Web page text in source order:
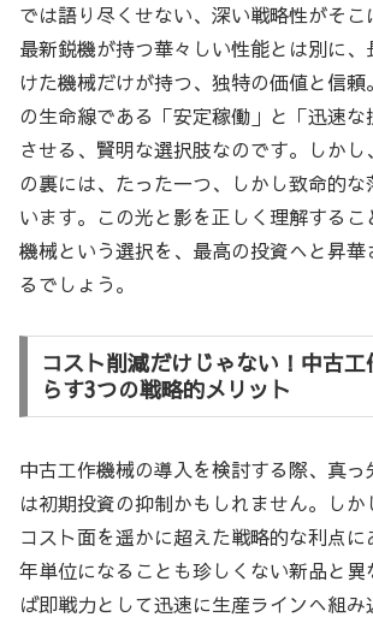
では語り尽くせない、深い戦略性がそこ
最新鋭機が持つ華々しい性能とは別に
けた機械だけが持つ、独特の価値と信
の生命線である「安定稼働」と「迅速
させる、賢明な選択肢なのです。しか
の裏には、たった一つ、しかし致命的
います。この光と影を正しく理解する
機械という選択を、最高の投資へと昇華
るでしょう。
コスト削減だけじゃない！中古
らす3つの戦略的メリット
中古工作機械の導入を検討する際、真っ
は初期投資の抑制かもしれません。しか
コスト面を遥かに超えた戦略的な利点
年単位になることも珍しくない新品と異
ば即戦力として迅速に生産ラインへ組み